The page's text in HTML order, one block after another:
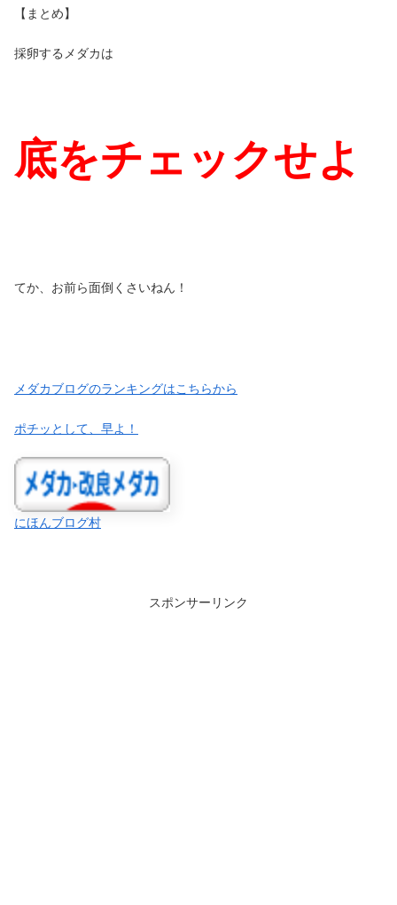
【まとめ】
採卵するメダカは
底をチェックせよ
てか、お前ら面倒くさいねん！
メダカブログのランキングはこちらから
ポチッとして、早よ！
にほんブログ村
スポンサーリンク